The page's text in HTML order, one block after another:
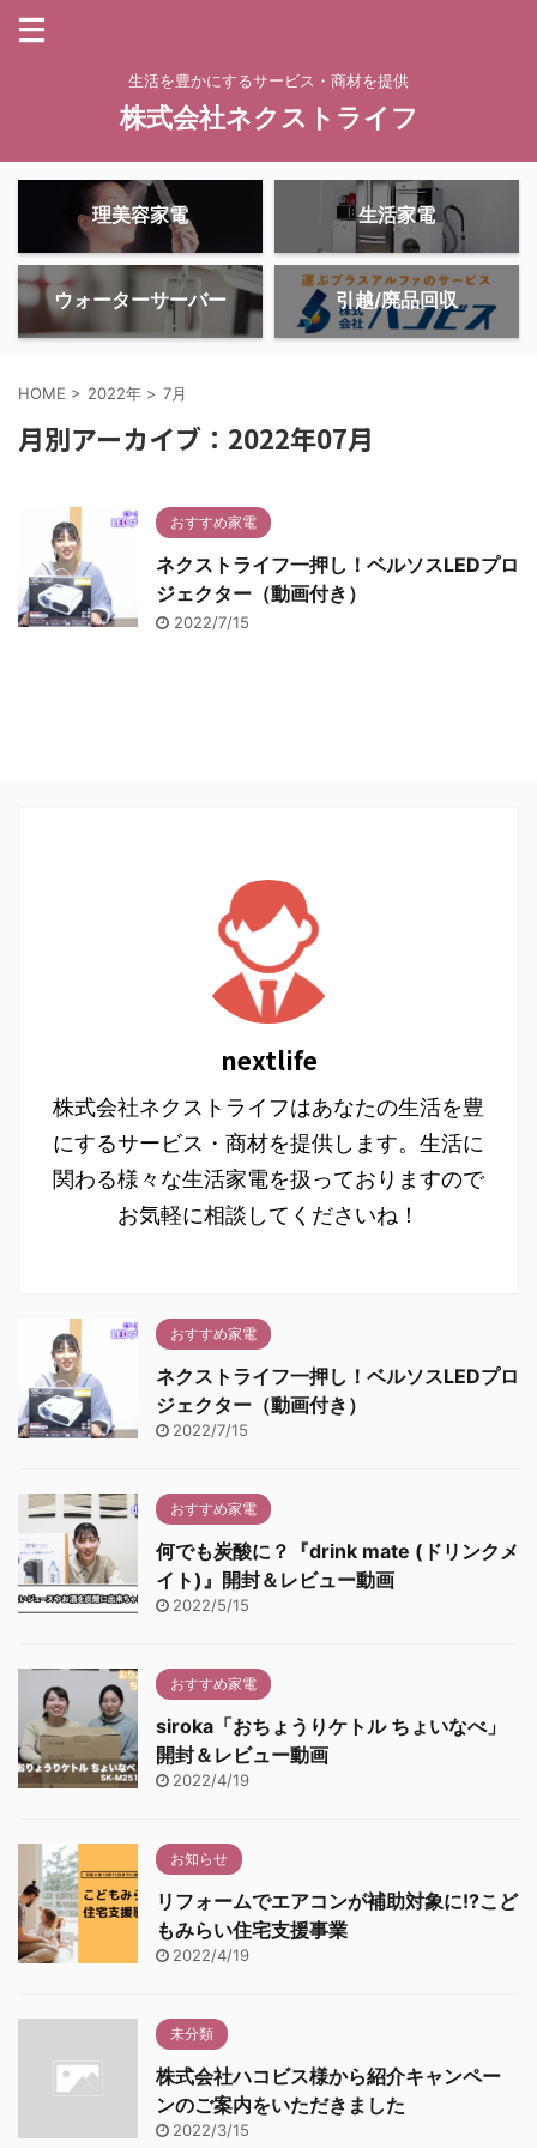
生活を豊かにするサービス・商材を提供
株式会社ネクストライフ
理美容家電 生活家電
ウォーターサーバー 引越/廃品回収
HOME > 2022年 > 7月
月別アーカイブ：2022年07月
おすすめ家電
ネクストライフ一押し！ベルソスLEDプロ
ジェクター（動画付き）
2022/7/15
nextlife
株式会社ネクストライフはあなたの生活を豊
にするサービス・商材を提供します。生活に
関わる様々な生活家電を扱っておりますので
お気軽に相談してくださいね！
おすすめ家電
ネクストライフ一押し！ベルソスLEDプロ
ジェクター（動画付き）
2022/7/15
おすすめ家電
何でも炭酸に？『drink mate (ドリンクメ
イト)』開封＆レビュー動画
2022/5/15
おすすめ家電
siroka「おちょうりケトル ちょいなべ」
開封＆レビュー動画
2022/4/19
お知らせ
リフォームでエアコンが補助対象に!?こど
もみらい住宅支援事業
2022/4/19
未分類
株式会社ハコビス様から紹介キャンペー
ンのご案内をいただきました
2022/3/15